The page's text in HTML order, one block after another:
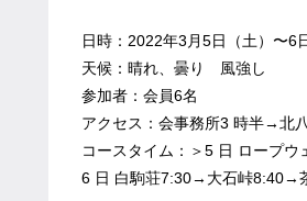
日時：2022年3月5日（土）〜6
天候：晴れ、曇り 風強し
参加者：会員6名
アクセス：会事務所3 時半→北
コースタイム：＞5 日 ロープ
6 日 白駒荘7:30→大石峠8:40→